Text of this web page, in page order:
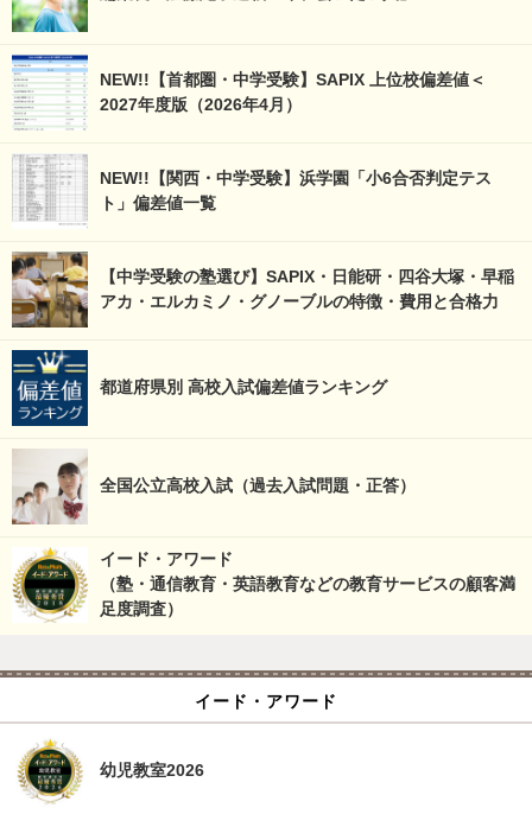
NEW!!【首都圏・中学受験】SAPIX 上位校偏差値＜
2027年度版（2026年4月）
NEW!!【関西・中学受験】浜学園「小6合否判定テス
ト」偏差値一覧
【中学受験の塾選び】SAPIX・日能研・四谷大塚・早稲
アカ・エルカミノ・グノーブルの特徴・費用と合格力
都道府県別 高校入試偏差値ランキング
全国公立高校入試（過去入試問題・正答）
イード・アワード
（塾・通信教育・英語教育などの教育サービスの顧客満
足度調査）
イード・アワード
幼児教室2026